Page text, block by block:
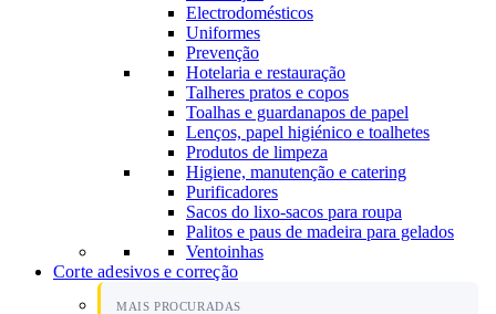
Electrodomésticos
Uniformes
Prevenção
Hotelaria e restauração
Talheres pratos e copos
Toalhas e guardanapos de papel
Lenços, papel higiénico e toalhetes
Produtos de limpeza
Higiene, manutenção e catering
Purificadores
Sacos do lixo-sacos para roupa
Palitos e paus de madeira para gelados
Ventoinhas
Corte adesivos e correção
MAIS PROCURADAS